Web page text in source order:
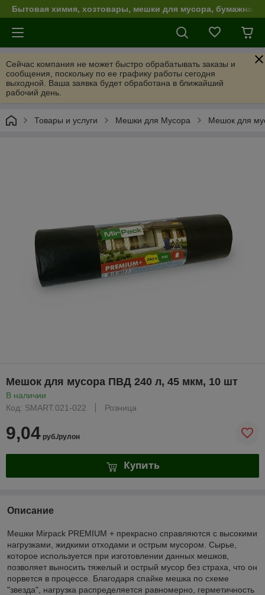
Бытовая химия, хозтовары, мешки для мусора, бумажная
Сейчас компания не может быстро обрабатывать заказы и
сообщения, поскольку по ее графику работы сегодня
выходной. Ваша заявка будет обработана в ближайший
рабочий день.
Товары и услуги Мешки для Мусора Мешок для
Мешок для мусора ПВД 240 л, 45 мкм, 10 шт
В наличии
Код: SMART.021-022
Розница
9,04 руб./рулон
Купить
Описание
Мешки Mirpack PREMIUM + прекрасно справляются с высокими
нагрузками, жидкими отходами и острым мусором. Cырье,
которое используется при изготовлении данных мешков,
позволяет выносить тяжелый и острый мусор без страха, что он
порвется в процессе. Благодаря спайке мешка по схеме
"звезда", нагрузка распределяется равномерно, герметичность